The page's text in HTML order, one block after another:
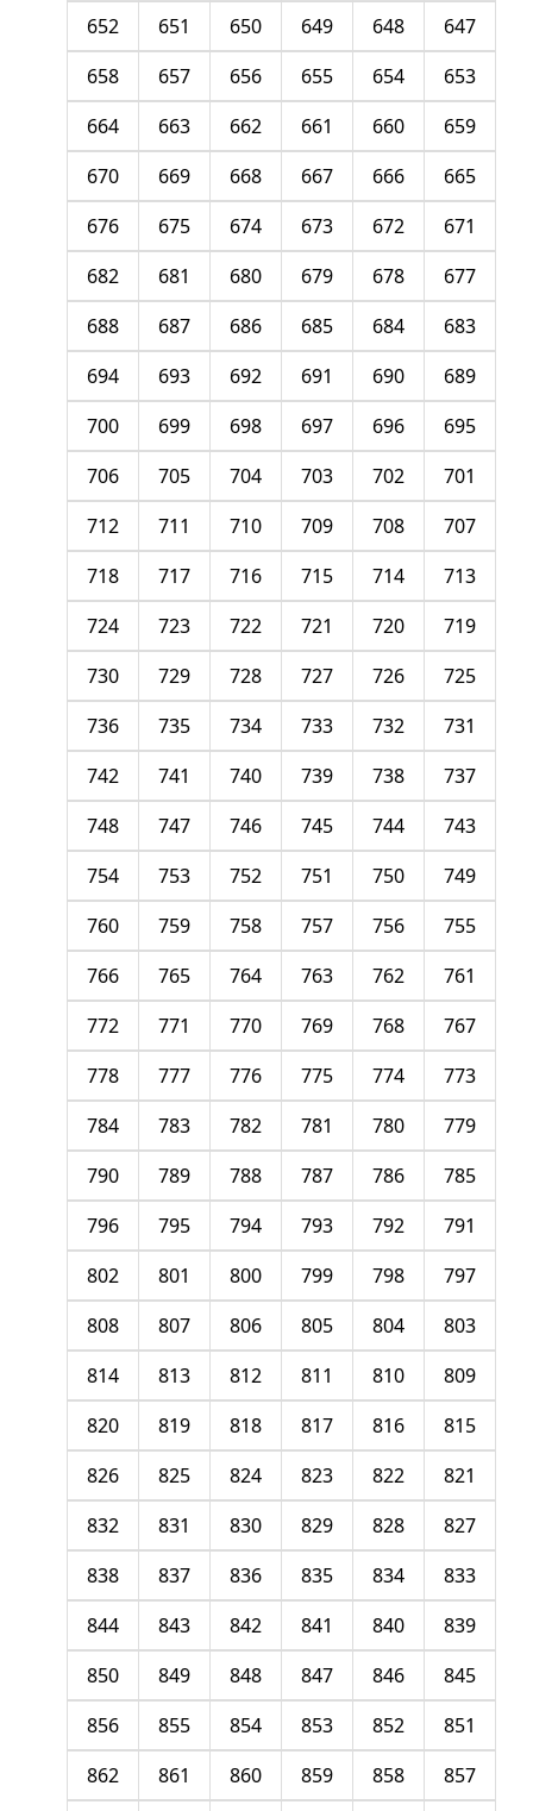
647
648
649
650
651
652
653
654
655
656
657
658
659
660
661
662
663
664
665
666
667
668
669
670
671
672
673
674
675
676
677
678
679
680
681
682
683
684
685
686
687
688
689
690
691
692
693
694
695
696
697
698
699
700
701
702
703
704
705
706
707
708
709
710
711
712
713
714
715
716
717
718
719
720
721
722
723
724
725
726
727
728
729
730
731
732
733
734
735
736
737
738
739
740
741
742
743
744
745
746
747
748
749
750
751
752
753
754
755
756
757
758
759
760
761
762
763
764
765
766
767
768
769
770
771
772
773
774
775
776
777
778
779
780
781
782
783
784
785
786
787
788
789
790
791
792
793
794
795
796
797
798
799
800
801
802
803
804
805
806
807
808
809
810
811
812
813
814
815
816
817
818
819
820
821
822
823
824
825
826
827
828
829
830
831
832
833
834
835
836
837
838
839
840
841
842
843
844
845
846
847
848
849
850
851
852
853
854
855
856
857
858
859
860
861
862